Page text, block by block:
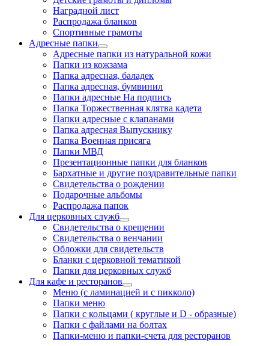
Наградной лист
Распродажа бланков
Спортивные грамоты
Адресные папки
Адресные папки из натуральной кожи
Папки из кожзама
Папка адресная, баладек
Папка адресная, бумвинил
Папки адресные На подпись
Папка Торжественная клятва кадета
Папки адресные с клапанами
Папка адресная Выпускнику
Папка Военная присяга
Папки МВД
Презентационные папки для бланков
Бархатные и другие поздравительные папки
Свидетельства о рождении
Подарочные альбомы
Распродажа папок
Для церковных служб
Свидетельства о крещении
Свидетельства о венчании
Обложки для свидетельств
Бланки с церковной тематикой
Папки для церковных служб
Для кафе и ресторанов
Меню (с ламинацией и с пикколо)
Папки меню
Папки с кольцами ( круглые и D - образные)
Папки с файлами на болтах
Папки-меню и папки-счета для ресторанов